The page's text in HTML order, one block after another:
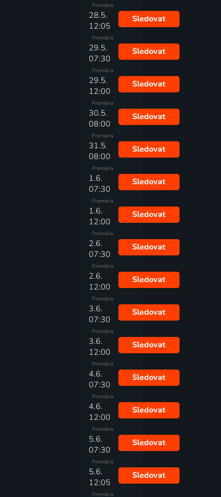
Premiéra
28.5.
12:05
Premiéra
Sledovat
29.5.
07:30
Premiéra
Sledovat
29.5.
12:00
Premiéra
Sledovat
30.5.
08:00
Premiéra
Sledovat
31.5.
08:00
Premiéra
Sledovat
1.6.
07:30
Premiéra
Sledovat
1.6.
12:00
Premiéra
Sledovat
2.6.
07:30
Premiéra
Sledovat
2.6.
12:00
Premiéra
Sledovat
3.6.
07:30
Premiéra
Sledovat
3.6.
12:00
Premiéra
Sledovat
4.6.
07:30
Premiéra
Sledovat
4.6.
12:00
Premiéra
Sledovat
5.6.
07:30
Premiéra
Sledovat
5.6.
12:05
Premiéra
Sledovat